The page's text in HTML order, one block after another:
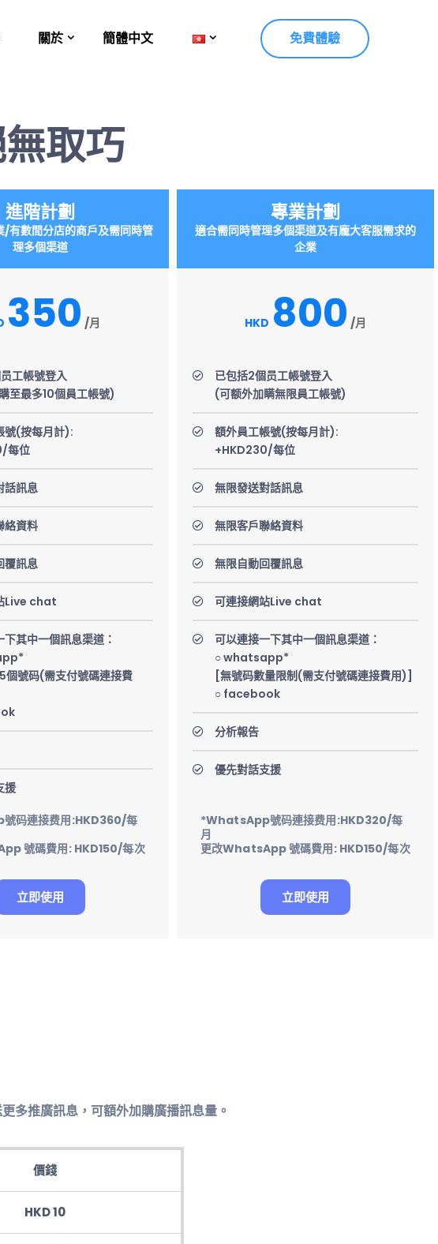
關於 簡體中文 免費體驗
取巧
進階計劃
/有數間分店的商戶及需同時管
理多個渠道
350 /月
工帳號登入
至最多10個員工帳號)
號(按每月計):
每位
話訊息
絡資料
覆訊息
Live chat
其中一個訊息渠道：
個號码(需支付號碼連接費
援
码連接费用:HKD360/每
號碼費用: HKD150/每次
立即使用
專業計劃
適合需同時管理多個渠道及有龐大客服需求的
企業
HKD 800 /月
已包括2個员工帳號登入
(可额外加瞒無限員工帳號)
額外員工帳號(按每月計):
+HKD230/每位
無限發送對話訊息
無限客戶聯絡資料
無限自動回覆訊息
可連接網站Live chat
可以連接一下其中一個訊息渠道：
○ whatsapp*
[無號码數量限制(需支付號碼連接費用)]
○ facebook
分析報告
優先對話支援
*WhatsApp號码連接费用:HKD320/每
月
更改WhatsApp 號碼費用: HKD150/每次
立即使用
多推廣訊息，可額外加購廣播訊息量。
價錢
HKD 10